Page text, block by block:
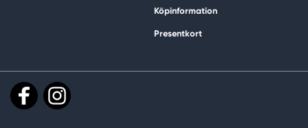
Köpinformation
Presentkort